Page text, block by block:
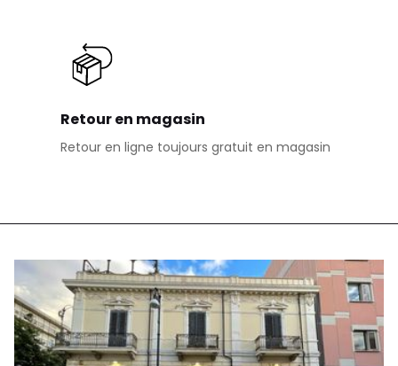
Retour en magasin
Retour en ligne toujours gratuit en magasin